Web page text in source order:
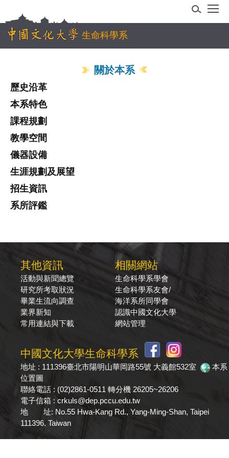
到
主
區
生命科學系
關於本系
歷史沿革
本系特色
課程規劃
教學空間
儀器設備
生涯規劃及展望
招生資訊
系所評鑑
其他資訊
活動與新聞總覽
研究所考取狀況
畢業生流向調查
業界新知
常用連結與下載
相關網站
生命科學系學會
生命科學系友會/
海洋系所同學會
認識中國文化大學
網站管理
中國文化大學生命科學系
地址 : 111396臺北市陽明山華岡路55號 大義館532室
本系
位置圖
聯絡電話 : (02)2861-0511 轉分機 26205~26206
電子信箱 : crkuls@dep.pccu.edu.tw
地 址: No.55 Hwa-Kang Rd., Yang-Ming-Shan, Taipei
111396, Taiwan